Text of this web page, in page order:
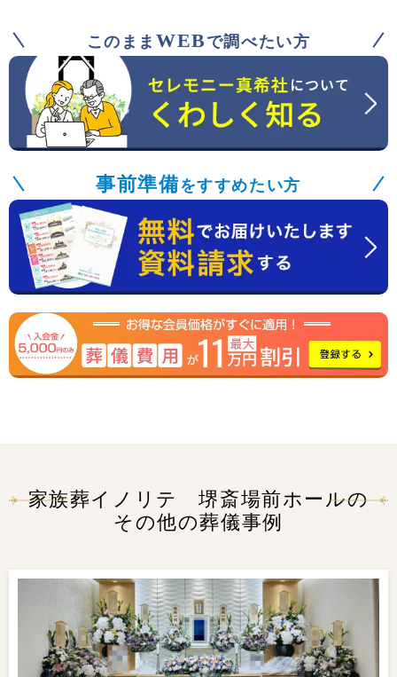
このまま WEB で調べたい方
事前準備をすすめたい方
家族葬イノリテ 堺斎場前ホールの
その他の葬儀事例